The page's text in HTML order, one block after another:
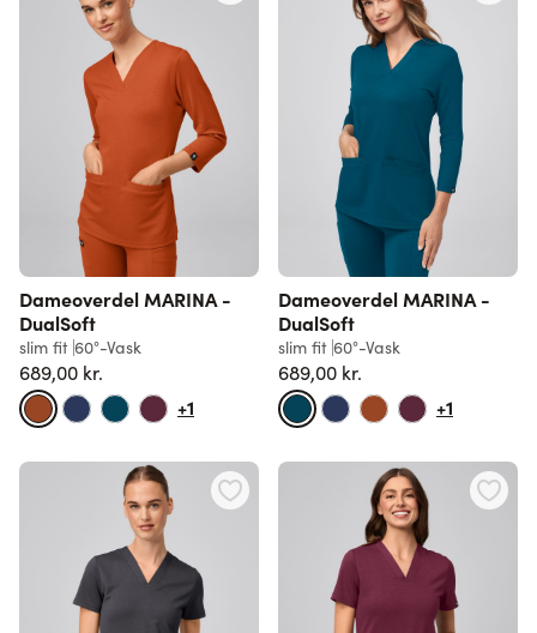
Dameoverdel MARINA -
DualSoft
slim fit 60°-Vask
689,00 kr.
+1
Dameoverdel MARINA -
DualSoft
slim fit 60°-Vask
689,00 kr.
+1